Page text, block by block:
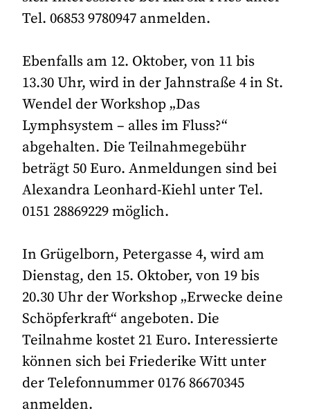
Tel. 06853 9780947 anmelden.
Ebenfalls am 12. Oktober, von 11 bis
13.30 Uhr, wird in der Jahnstraße 4 in St.
Wendel der Workshop „Das
Lymphsystem – alles im Fluss?“
abgehalten. Die Teilnahmegebühr
beträgt 50 Euro. Anmeldungen sind bei
Alexandra Leonhard-Kiehl unter Tel.
0151 28869229 möglich.
In Grügelborn, Petergasse 4, wird am
Dienstag, den 15. Oktober, von 19 bis
20.30 Uhr der Workshop „Erwecke deine
Schöpferkraft“ angeboten. Die
Teilnahme kostet 21 Euro. Interessierte
können sich bei Friederike Witt unter
der Telefonnummer 0176 86670345
anmelden.